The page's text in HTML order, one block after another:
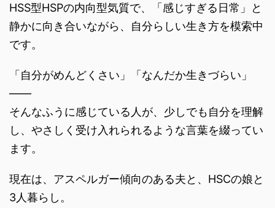
HSS型HSPの内向型気質で、「感じすぎる日常」と
静かに向き合いながら、自分らしい生き方を模索中
です。
「自分がめんどくさい」「なんだか生きづらい」
――
そんなふうに感じている人が、少しでも自分を理解
し、やさしく受け入れられるような言葉を綴ってい
ます。
現在は、アスペルガー傾向のある夫と、HSCの娘と
3人暮らし。